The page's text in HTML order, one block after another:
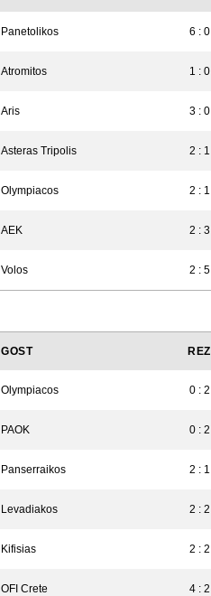
Panetolikos 6 : 0
Atromitos 1 : 0
Aris 3 : 0
Asteras Tripolis 2 : 1
Olympiacos 2 : 1
AEK 2 : 3
Volos 2 : 5
GOST REZ
Olympiacos 0 : 2
PAOK 0 : 2
Panserraikos 2 : 1
Levadiakos 2 : 2
Kifisias 2 : 2
OFI Crete 4 : 2